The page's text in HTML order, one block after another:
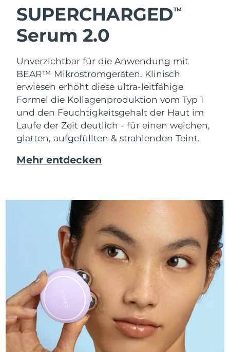
SUPERCHARGEDTM
Serum 2.0
Unverzichtbar für die Anwendung mit
BEAR™ Mikrostromgeräten. Klinisch
erwiesen erhöht diese ultra-leitfähige
Formel die Kollagenproduktion vom Typ 1
und den Feuchtigkeitsgehalt der Haut im
Laufe der Zeit deutlich - für einen weichen,
glatten, aufgefüllten & strahlenden Teint.
Mehr entdecken